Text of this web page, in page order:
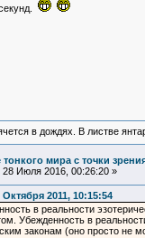
в дождях. В листве
мира с точки
28 Июля 2016, 00:26:20 »
Октября 2011, 10:15:54
в реальности
Убежденность в
законам (оно просто не